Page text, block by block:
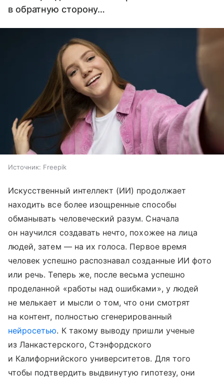
в обратную сторону…
Источник: Freepik
Искусственный интеллект (ИИ) продолжает
находить все более изощренные способы
обманывать человеческий разум. Сначала
он научился создавать нечто, похожее на лица
людей, затем — на их голоса. Первое время
человек успешно распознавал созданные ИИ фото
или речь. Теперь же, после весьма успешно
проделанной «работы над ошибками», у людей
не мелькает и мысли о том, что они смотрят
на контент, полностью сгенерированный
нейросетью. К такому выводу пришли ученые
из Ланкастерского, Стэнфордского
и Калифорнийского университетов. Для того
чтобы подтвердить выдвинутую гипотезу, они